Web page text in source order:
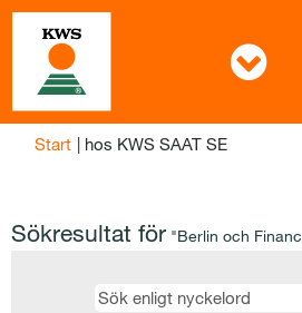
Start | hos KWS SAAT SE(aktuell
Sökresultat för "Berlin och